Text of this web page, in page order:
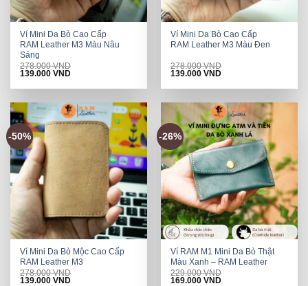
Ví Mini Da Bò Cao Cấp
RAM Leather M3 Màu Nâu
Sáng
278.000VND
Original
was:
139.000VNDCurrent
is:
Ví Mini Da Bò Cao Cấp
RAM Leather M3 Màu Đen
278.000VND
Original
was:
139.000VNDCurrent
is:
-50%
Ví Mini Da Bò Mộc Cao Cấp
RAM Leather M3
278.000VND
Original
139.000VNDCurrent
-26%
Ví RAM M1 Mini Da Bò Thật
Màu Xanh – RAM Leather
229.000VND
Original
169.000VNDCurrent